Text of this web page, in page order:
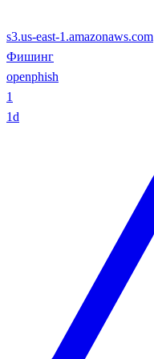
s3.us-east-1.amazonaws.com
Фишинг
openphish
1
1d